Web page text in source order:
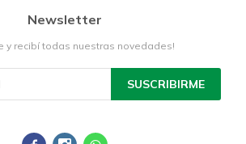
Newsletter
y recibí todas nuestras novedades!
SUSCRIBIRME